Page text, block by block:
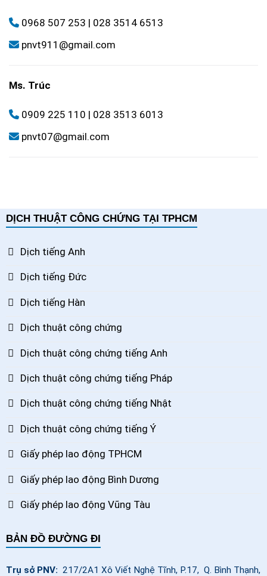
0968 507 253 | 028 3514 6513
pnvt911@gmail.com
Ms. Trúc
0909 225 110 | 028 3513 6013
pnvt07@gmail.com
DỊCH THUẬT CÔNG CHỨNG TẠI TPHCM
Dịch tiếng Anh
Dịch tiếng Đức
Dịch tiếng Hàn
Dịch thuật công chứng
Dịch thuật công chứng tiếng Anh
Dịch thuật công chứng tiếng Pháp
Dịch thuật công chứng tiếng Nhật
Dịch thuật công chứng tiếng Ý
Giấy phép lao động TPHCM
Giấy phép lao động Bình Dương
Giấy phép lao động Vũng Tàu
BẢN ĐỒ ĐƯỜNG ĐI
Trụ sở PNV: 217/2A1 Xô Viết Nghệ Tĩnh, P.17, Q. Bình Thạnh,